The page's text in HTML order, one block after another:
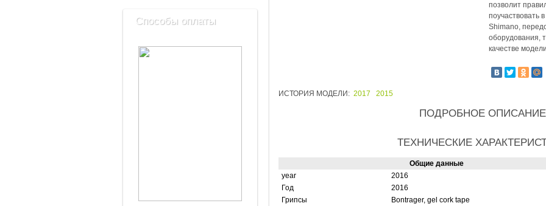
Способы оплаты
позволит
поучаствовать
Shimano,
оборудования,
качестве
ИСТОРИЯ МОДЕЛИ: 2017 2015
ПОДРОБНОЕ ОПИСАНИЕ
ТЕХНИЧЕСКИЕ
Общие данные
year
2016
Год
2016
Грипсы
Bontrager, gel cork tape